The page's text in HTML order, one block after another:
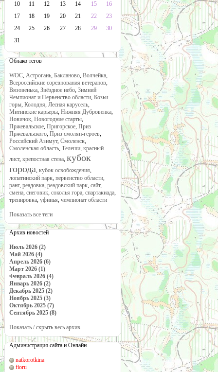
10
11 12 13 14 15
16
17
18 19 20 21 22
23
24
25 26 27 28 29
30
31
Облако тегов
WOC, Астрогань, Бакланово, Волчейка,
Всероссийские соревнования ветеранов,
Вязовенька, Звёздное небо, Зимний
Чемпионат и Первенство области, Козьи
горы, Колодня, Лесная карусель,
Митинские карьеры, Нижняя Дубровенка,
Новичок, Новогодние старты,
Пржевальское, Пригорское, Приз
Пржевальского, Приз смолян-героев,
Российский Азимут, Смоленск,
Смоленская область, Телеши, красный
лист, крепостная стена, кубок
города, кубок освобождения,
лопатинский парк, первенство области,
ранг, реадовка, реадовский парк, сайт,
смена, снеговик, соколья гора, спартакиада,
тренировка, уфинья, чемпионат области
Показать все теги
Архив новостей
Июль 2026 (2)
Май 2026 (4)
Апрель 2026 (6)
Март 2026 (1)
Февраль 2026 (4)
Январь 2026 (2)
Декабрь 2025 (2)
Ноябрь 2025 (3)
Октябрь 2025 (7)
Сентябрь 2025 (8)
Показать / скрыть весь архив
Администрация сайта и Онлайн
natkorotkina
fioru